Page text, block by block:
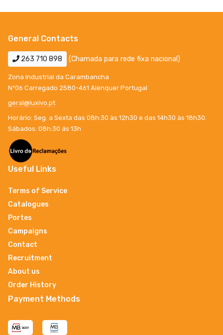
General Contacts
263 710 898 (Chamada para rede fixa nacional)
Zona Industrial da Carambancha
Nº06 Carregado 2580-461 Alenquer Portugal
geral@luxivo.pt
Horário: Seg. a Sexta das 08h:30 às 12h30 e das 14h30 às 18h30.
Sábados: 08h:30 ás 13h
Useful Links
Terms of Service
Catalogues
Portes
Campaigns
Contact
Recruitment
About us
Order History
Payment Methods